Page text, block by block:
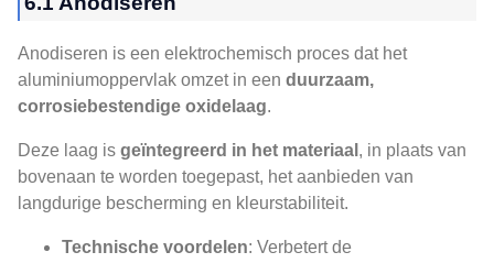
Anodiseren is een elektrochemisch proces dat het
aluminiumoppervlak omzet in een duurzaam,
corrosiebestendige oxidelaag.
Deze laag is geïntegreerd in het materiaal , in plaats van
bovenaan te worden toegepast, het aanbieden van
langdurige bescherming en kleurstabiliteit.
Technische voordelen: Verbetert de